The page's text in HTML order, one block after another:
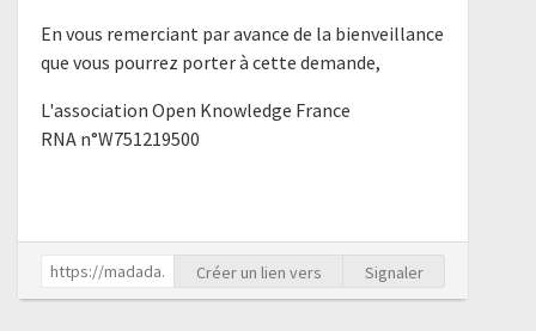
En vous remerciant par avance de la bienveillance
que vous pourrez porter à cette demande,
L'association Open Knowledge France
RNA n°W751219500
Créer un lien vers Signaler